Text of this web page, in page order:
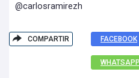
@carlosramirezh
COMPARTIR FACEBOOK
WHATSAPP